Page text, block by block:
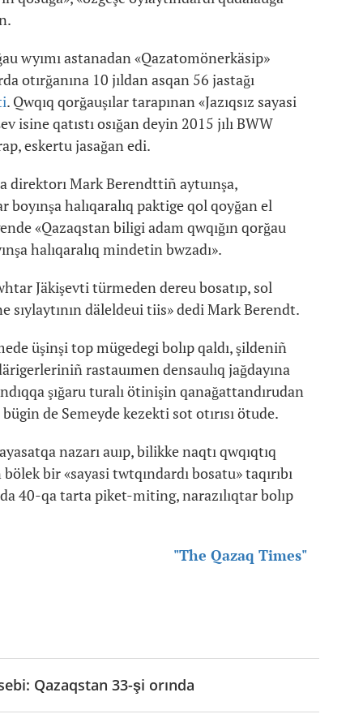
wyımı astanadan «Qazatomönerkäsip»
otırğanına 10 jıldan asqan 56 jastağı
. Qwqıq qorğauşılar tarapınan «Jazıqsız sayasi
isine qatıstı osığan deyin 2015 jılı BWW
eskertu jasağan edi.
direktorı Mark Berendttiñ aytuınşa,
boyınşa halıqaralıq paktige qol qoyğan el
«Qazaqstan biligi adam qwqığın qorğau
halıqaralıq mindetin bwzadı».
Jäkişevti türmeden dereu bosatıp, sol
sıylaytının däleldeui tiis» dedi Mark Berendt.
üşinşi top mügedegi bolıp qaldı, şildeniñ
rastauımen densaulıq jağdayına
şığaru turalı ötinişin qanağattandırudan
de Semeyde kezekti sot otırısı ötude.
nazarı auıp, bilikke naqtı qwqıqtıq
bir «sayasi twtqındardı bosatu» taqırıbı
40-qa tarta piket-miting, narazılıqtar bolıp
"The Qazaq Times"
Qazaqstan 33-şi orında